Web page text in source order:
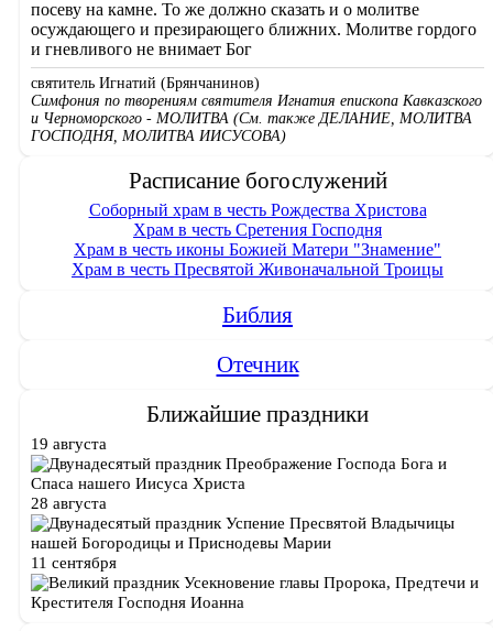
посеву на камне. То же должно сказать и о молитве
осуждающего и презирающего ближних. Молитве гордого
и гневливого не внимает Бог
святитель Игнатий (Брянчанинов)
Симфония по творениям святителя Игнатия епископа Кавказского
и Черноморского - МОЛИТВА (См. также ДЕЛАНИЕ, МОЛИТВА
ГОСПОДНЯ, МОЛИТВА ИИСУСОВА)
Расписание богослужений
Соборный храм в честь Рождества Христова
Храм в честь Сретения Господня
Храм в честь иконы Божией Матери "Знамение"
Храм в честь Пресвятой Живоначальной Троицы
Библия
Отечник
Ближайшие праздники
19 августа
Преображение Господа Бога и
Спаса нашего Иисуса Христа
28 августа
Успение Пресвятой Владычицы
нашей Богородицы и Приснодевы Марии
11 сентября
Усекновение главы Пророка, Предтечи и
Крестителя Господня Иоанна